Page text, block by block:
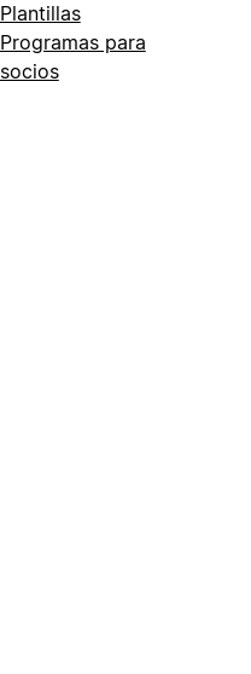
Plantillas
Programas para
socios